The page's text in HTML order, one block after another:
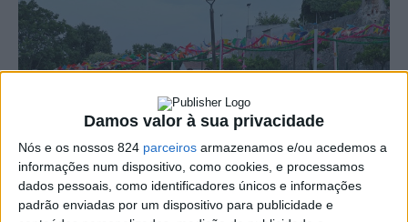
Damos valor à sua privacidade
Nós e os nossos 824 parceiros armazenamos e/ou acedemos a
informações num dispositivo, como cookies, e processamos
dados pessoais, como identificadores únicos e informações
padrão enviadas por um dispositivo para publicidade e